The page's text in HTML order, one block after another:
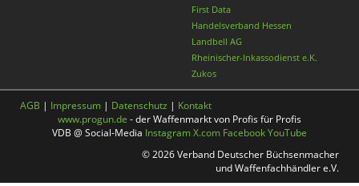
First Data
Handelsverband Hessen
Landbell AG
Rheinischer-Inkassodienst e.K.
Zukos
AGB | Impressum | Datenschutz | Kontakt
www.progun.de - der Waffenmarkt von Profis für Profis
VDB @ Social-Media InstagramX.com FacebookYouTube
© 2026 Verband Deutscher Büchsenmacher
und Waffenfachhändler e.V.